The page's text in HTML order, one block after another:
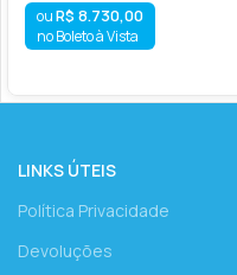
R$ 8.730,00
no Boleto à Vista
LINKS ÚTEIS
Política Privacidade
Devoluções